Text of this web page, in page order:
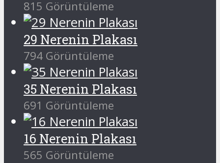
815 Görüntüleme
29 Nerenin Plakası
794 Görüntüleme
35 Nerenin Plakası
691 Görüntüleme
16 Nerenin Plakası
565 Görüntüleme